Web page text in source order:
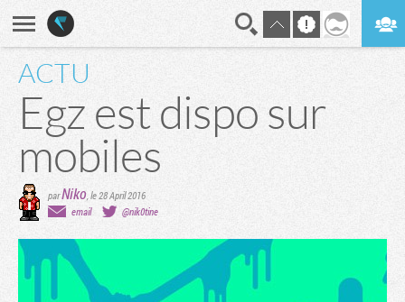
ACTU
Egz est dispo sur
mobiles
parNiko,le 28 April 2016
email
@nik0tine